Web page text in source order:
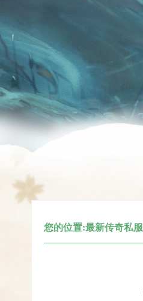
您的位置:最新传奇私服